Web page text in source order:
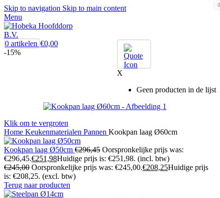
Skip to navigation Skip to main content
Menu
0
X
Geen producten in de lijst
0 artikelen €0,00
-15%
Klik om te vergroten
Home Keukenmaterialen Pannen Kookpan laag Ø60cm
Kookpan laag Ø50cm €296,45 Oorspronkelijke prijs was:
€296,45.€251,98Huidige prijs is: €251,98. (incl. btw)
€245,00 Oorspronkelijke prijs was: €245,00.€208,25Huidige prijs
is: €208,25. (excl. btw)
Terug naar producten